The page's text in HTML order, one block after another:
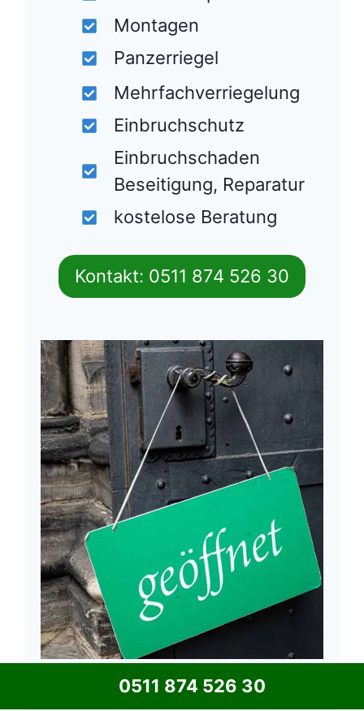
Türöffnung Tag und
Schlosswechsel
Schloss Reparaturen
Montagen
Panzerriegel
Mehrfachverriegelung
Einbruchschaden
Beseitigung, Reparatur
Kontakt: 0511 874 526 30
0511 874 526 30